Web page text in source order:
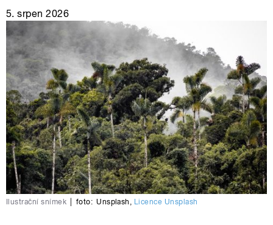
5. srpen 2026
Ilustrační snímek foto: Unsplash , Licence Unsplash